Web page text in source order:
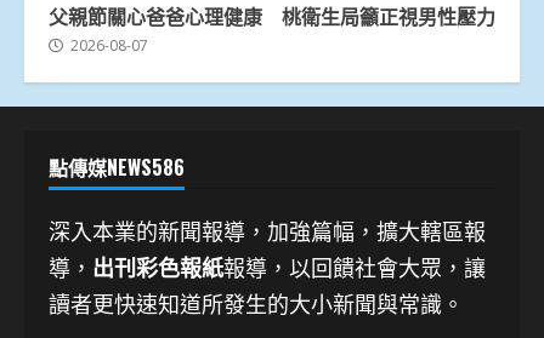
父親節關心爸爸心理健康 桃衛生局籲正視男性壓力
2026-08-07
點傳媒NEWS586
深入本業的新聞報導，加強篇幅，擴大轄區報
導， 出刊彩色報紙報導，以回饋社會大眾，讓
讀者更快速知道所發生的大小新聞與常識。